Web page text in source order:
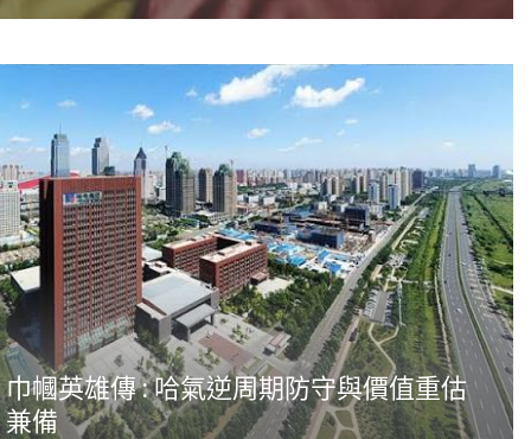
巾幗英雄傳 : 哈氣逆周期防守與價值重估
兼備